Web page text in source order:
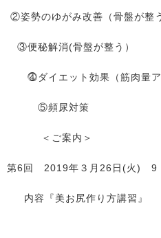
②姿勢のゆがみ改善（骨盤が整
③便秘解消(骨盤が整う）
⓸ダイエット効果（筋肉量ア
⑤頻尿対策
＜ご案内＞
第6回 2019年３月26日(火) 9
内容『美お尻作り方講習』